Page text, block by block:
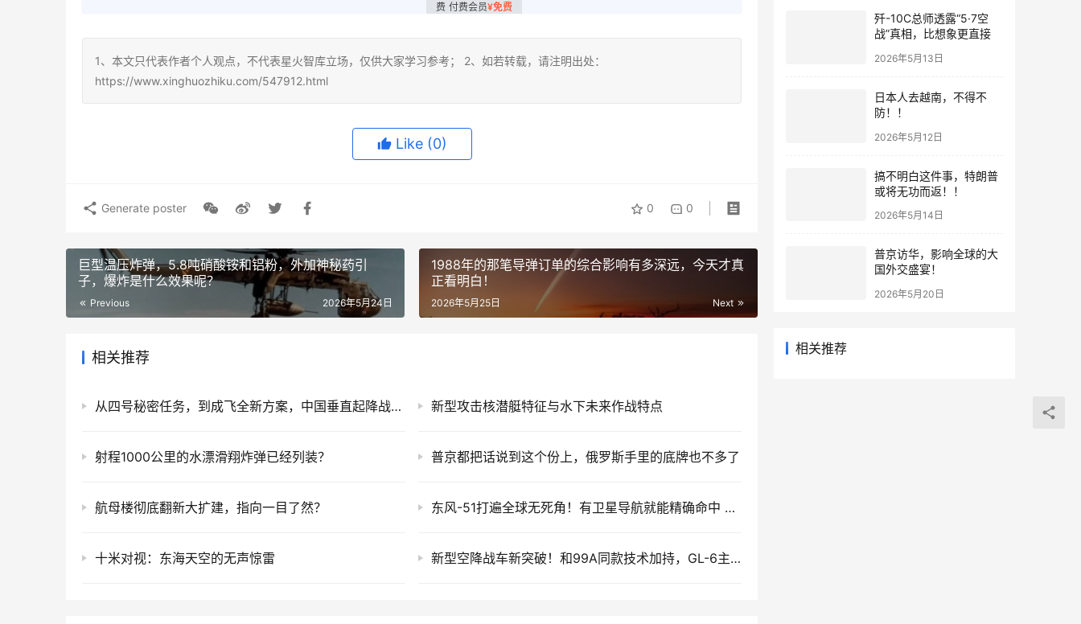
付费会员¥免费
1、本文只代表作者个人观点，不代表星火智库立场，仅供大家学习参考； 2、如若转载，请注明出处：
https://www.xinghuozhiku.com/547912.html
Like (0)
0 0
Generate poster
巨型温压炸弹，5.8吨硝酸铵和铝粉，外加神秘药引
子，爆炸是什么效果呢？
Previous 2026年5月24日
1988年的那笔导弹订单的综合影响有多深远，今天才真
正看明白！
Next
2026年5月25日
相关推荐
从四号秘密任务，到成飞全新方案，中国垂直起降战机终于露峥嵘 新型攻击核潜艇特征与水下未来作战特点
射程1000公里的水漂滑翔炸弹已经列装？ 普京都把话说到这个份上，俄罗斯手里的底牌也不多了
航母楼彻底翻新大扩建，指向一目了然？ 东风-51打遍全球无死角！有卫星导航就能精确命中 射程18000公里
十米对视：东海天空的无声惊雷 新型空降战车新突破！和99A同款技术加持，GL-6主动防御系统助力相当抢眼
歼-10C总师透露“5·7空
战”真相，比想象更直接
2026年5月13日
日本人去越南，不得不
防！！
2026年5月12日
搞不明白这件事，特朗普
或将无功而返！！
2026年5月14日
普京访华，影响全球的大
国外交盛宴！
2026年5月20日
相关推荐